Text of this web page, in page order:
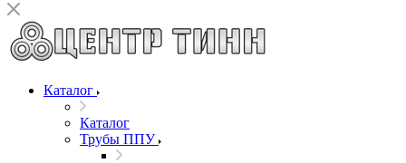
Каталог
Каталог
Трубы ППУ